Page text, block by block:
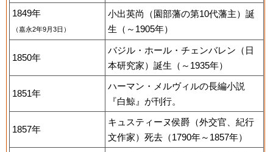
1849年
（嘉永2年9月3日）
小出英尚（園部藩の第10代藩主）誕
生（～1905年）
1850年
バジル・ホール・チェンバレン（日
本研究家）誕生（～1935年）
1851年
ハーマン・メルヴィルの長編小説
『白鯨』が刊行。
1857年
キュスティーヌ侯爵（外交官、紀行
文作家）死去（1790年～1857年）